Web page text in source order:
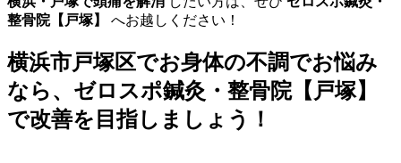
整骨院【戸塚】
へお越しください！
横浜市戸塚区でお身体の不調でお悩み
なら、ゼロスポ鍼灸・整骨院【戸塚】
で改善を目指しましょう！